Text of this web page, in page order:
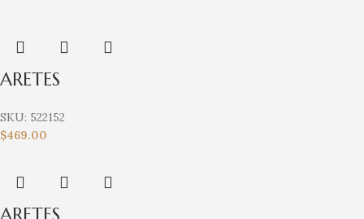
ARETES
SKU: 522152
$469.00
ARETES